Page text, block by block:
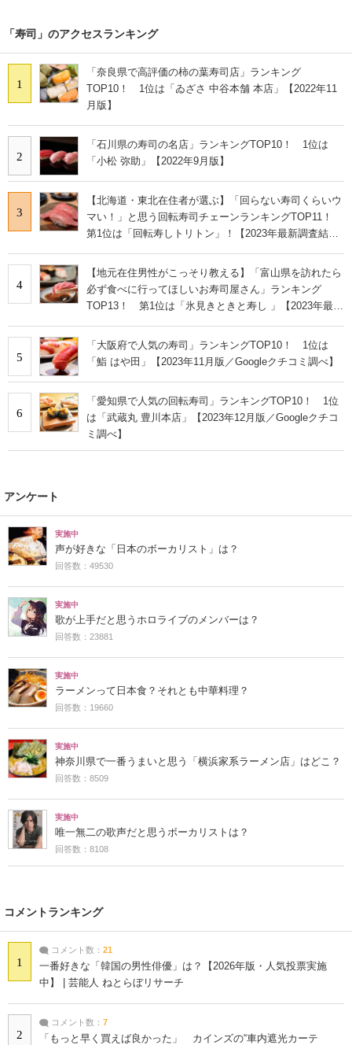
「寿司」のアクセスランキング
1
「奈良県で高評価の柿の葉寿司店」ランキング
TOP10！ 1位は「ゐざさ 中谷本舗 本店」【2022年11
月版】
2
「石川県の寿司の名店」ランキングTOP10！ 1位は
「小松 弥助」【2022年9月版】
3
【北海道・東北在住者が選ぶ】「回らない寿司くらいウ
マい！」と思う回転寿司チェーンランキングTOP11！
第1位は「回転寿しトリトン」！【2023年最新調査結
4
【地元在住男性がこっそり教える】「富山県を訪れたら
必ず食べに行ってほしいお寿司屋さん」ランキング
TOP13！ 第1位は「氷見きときと寿し 」【2023年最新
5
「大阪府で人気の寿司」ランキングTOP10！ 1位は
「鮨 はや田」【2023年11月版／Googleクチコミ調べ】
6
「愛知県で人気の回転寿司」ランキングTOP10！ 1位
は「武蔵丸 豊川本店」【2023年12月版／Googleクチコ
ミ調べ】
アンケート
実施中
声が好きな「日本のボーカリスト」は？
回答数：49530
実施中
歌が上手だと思うホロライブのメンバーは？
回答数：23881
実施中
ラーメンって日本食？それとも中華料理？
回答数：19660
実施中
神奈川県で一番うまいと思う「横浜家系ラーメン店」はどこ？
回答数：8509
実施中
唯一無二の歌声だと思うボーカリストは？
回答数：8108
コメントランキング
1
コメント数： 21
一番好きな「韓国の男性俳優」は？【2026年版・人気投票実施
中】 | 芸能人 ねとらぼリサーチ
2
コメント数： 7
「もっと早く買えば良かった」 カインズの“車内遮光カーテ